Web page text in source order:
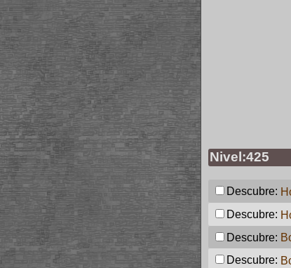
Nivel:425
Descubre:
Descubre:
Descubre:
Descubre: